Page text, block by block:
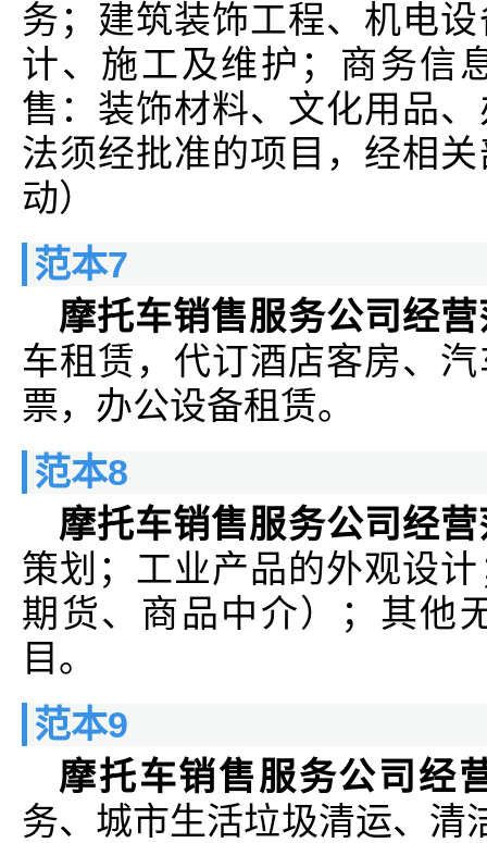
务；建筑装饰工程、机电
计、施工及维护；商务信
售：装饰材料、文化用品
法须经批准的项目，经相
动）
范本7
摩托车销售服务公司经
车租赁，代订酒店客房、
票，办公设备租赁。
范本8
摩托车销售服务公司经
策划；工业产品的外观设
期货、商品中介）；其他
目。
范本9
摩托车销售服务公司经
务、城市生活垃圾清运、清